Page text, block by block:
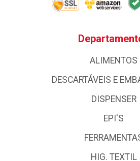
ALIMENTOS
DESCARTÁVEIS E
DISPENSER
EPI'S
HIG. TEXTIL